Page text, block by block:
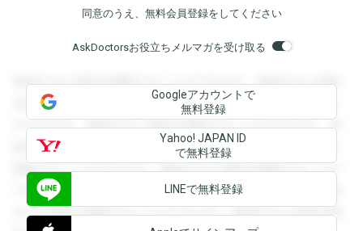
同意のうえ、無料会員登録をしてください
AskDoctorsお役立ちメルマガを受け取る
登録すると回答を閲覧することができます。登録すると回答
を閲覧することができます。登録すると回答を閲覧すること
ができます。登録すると回答を閲覧することができます。登
録すると回答を閲覧することができます。登録すると回答を
閲覧することができます。登録すると回答を閲覧することが
できます。登録すると回答を閲覧することができます。登録
すると回答を閲覧することができます。登録すると回答を閲
Googleアカウントで
無料登録
Yahoo! JAPAN ID
で無料登録
LINEで無料登録